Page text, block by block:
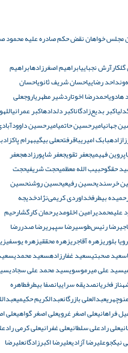
مجلس خواهان نقض حکم صادره علیه
آرش نجباییابراهیم اصغرزادهابراهیم
احد رضاییاحسان شریف ثانویاحسان
هادویاحمدرضا اخوتاردشیر مطهریاروجعلی
اکبر بدیع‌زادگاناکبر دلدادهاکبر عمرانی
جهانیامیرحسین حاتمیامیرحسین
بابک امیریباقرفتحعلی بیگیبهرام پاکزاد
پروین فهیمیجعفر تقویجعفر شاپورزادهجعفر
حقگوحبیب الله معظمیحجت شریفیحجت
خرسندیحسین رفیعیحسین روشنحسین
حمیده بیطرفخداوردی کریمی‌نژادخدیجه
علیمحمدیرامین اخلومدیرحمان کارگشارحیم
رضا رئیس‌طوسیرضا سپهریرضا صدررضا
رویا بلوریزهره آقاجریزهره محققیزهره یوسفی
سعید صحبتیسعید غفارزادهسعید محمدی
سید علی میرموسویسید محمد علی سجادی
فخریانصدیقه سراییانصفا بیطرفطاهره
عبدالعلی بازرگانعبدالکریم حکیمی
فراهانیعلی اصغر غرویعلی اصغر گواهیعلی
علی رادعلی سلطانیعلی غفرانیعلی کرمی راد
نیکجوعلیرضا آزادیعلیرضا اکبرزادگانعلیرضا